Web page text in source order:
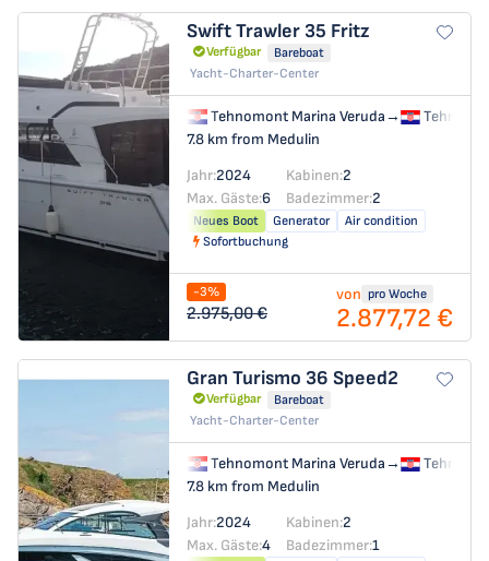
Swift Trawler 35 Fritz
Verfügbar
Bareboat
Yacht-Charter-Center
Tehnomont Marina Veruda→
7.8 km from Medulin
Jahr:2024 Kabinen:2
Max. Gäste:6 Badezimmer:2
Neues Boot Generator
Air condition
Sofortbuchung
-3%
2.975,00 €
von pro Woche
2.877,72 €
Gran Turismo 36 Speed2
Verfügbar
Bareboat
Yacht-Charter-Center
Tehnomont Marina Veruda→
7.8 km from Medulin
Jahr:2024 Kabinen:2
Max. Gäste:4 Badezimmer:1